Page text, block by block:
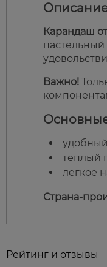
Карандаш
пастельный
Важно!
теплый
легкое
Страна-
Рейтинг и отзывы